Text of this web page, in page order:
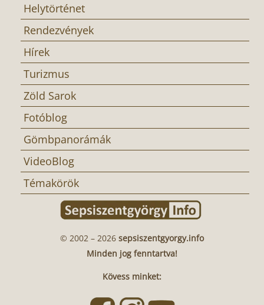
Helytörténet
Rendezvények
Hírek
Turizmus
Zöld Sarok
Fotóblog
Gömbpanorámák
VideoBlog
Témakörök
© 2002 – 2026 sepsiszentgyorgy.info
Minden jog fenntartva!
Kövess minket: